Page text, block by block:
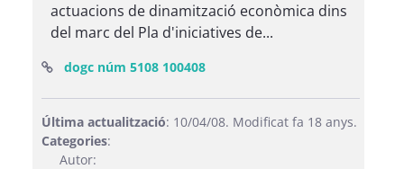
actuacions de dinamització econòmica dins
del marc del Pla d'iniciatives de...
dogc núm 5108 100408(Obre una finestra nova)
Última actualització: 10/04/08. Modificat fa 18 anys.
Categories:
Autor: